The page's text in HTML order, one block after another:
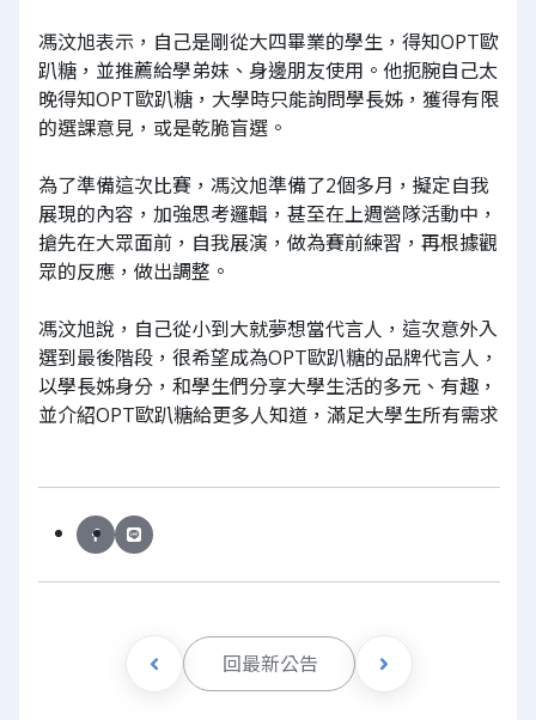
馮汶旭表示，自己是剛從大四畢業的學生，得知OPT歐
趴糖，並推薦給學弟妹、身邊朋友使用。他扼腕自己太
晚得知OPT歐趴糖，大學時只能詢問學長姊，獲得有限
的選課意見，或是乾脆盲選。
為了準備這次比賽，馮汶旭準備了2個多月，擬定自我
展現的內容，加強思考邏輯，甚至在上週營隊活動中，
搶先在大眾面前，自我展演，做為賽前練習，再根據觀
眾的反應，做出調整。
馮汶旭說，自己從小到大就夢想當代言人，這次意外入
選到最後階段，很希望成為OPT歐趴糖的品牌代言人，
以學長姊身分，和學生們分享大學生活的多元、有趣，
並介紹OPT歐趴糖給更多人知道，滿足大學生所有需求
回最新公告